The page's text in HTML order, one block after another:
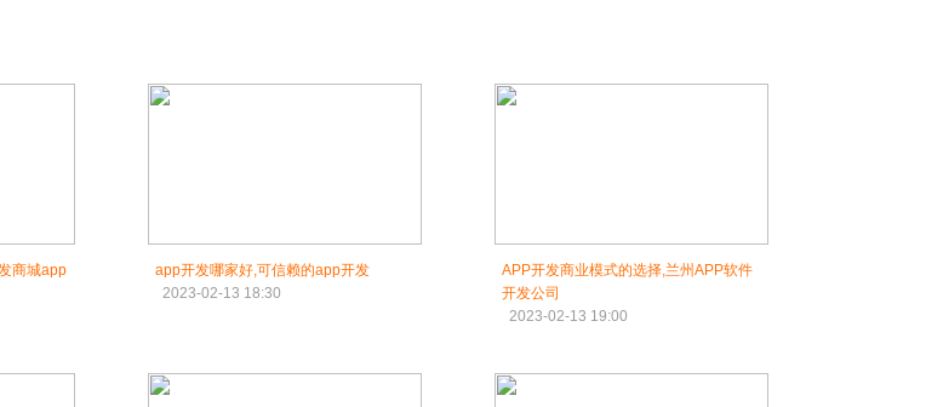
商城app
app开发哪家好,可信赖的app开发
2023-02-13 18:30
APP开发商业模式的选择,兰州APP软件
开发公司
2023-02-13 19:00